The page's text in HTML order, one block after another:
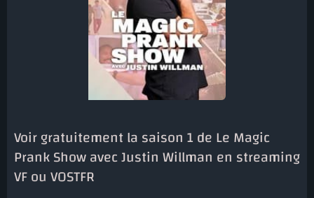
Voir gratuitement la saison 1 de Le Magic
Prank Show avec Justin Willman en streaming
VF ou VOSTFR